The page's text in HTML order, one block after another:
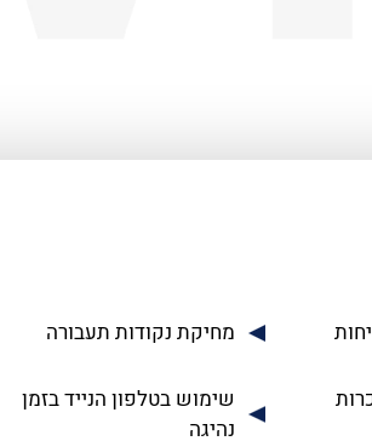
מחיקת נקודות תעבורה
שימוש בטלפון הנייד בזמן
נהיגה